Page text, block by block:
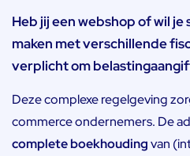
Heb jij een webshop of wil
maken met verschillende
verplicht om
Deze complexe regelgeving
commerce ondernemers. De
complete boekhoudingvan